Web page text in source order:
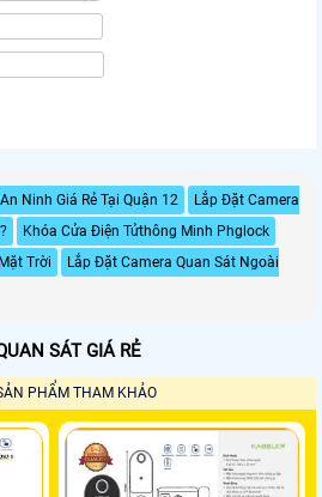
Ninh Giá Rẻ Tại Quận 12
Lắp Đặt Camera
Khóa Cửa Điện Tửthông Minh Phglock
Trời
Lắp Đặt Camera Quan Sát Ngoài
SÁT GIÁ RẺ
PHẨM THAM KHẢO